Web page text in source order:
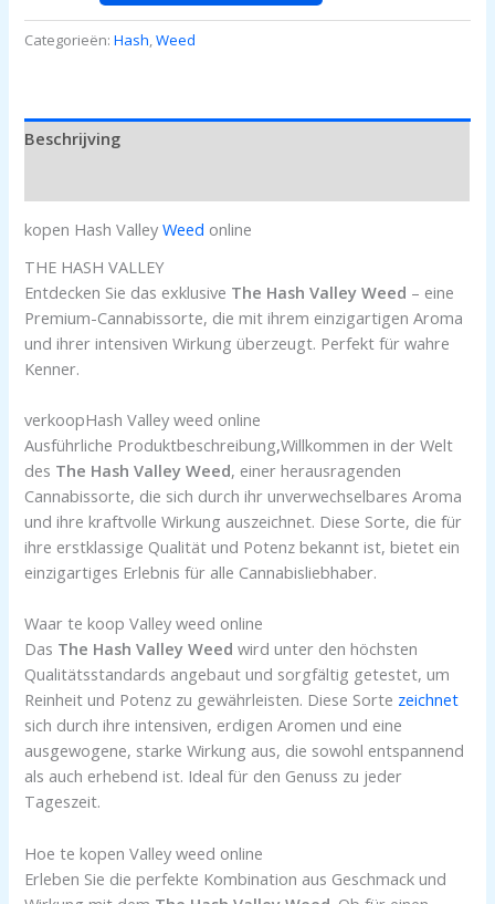
Categorieën:Hash,Weed
Beschrijving
kopen Hash ValleyWeed online
THE HASH VALLEY
Entdecken Sie das exklusive The Hash Valley Weed – eine
Premium-Cannabissorte, die mit ihrem einzigartigen Aroma
und ihrer intensiven Wirkung überzeugt. Perfekt für wahre
Kenner.
verkoopHash Valley weed online
Ausführliche Produktbeschreibung,Willkommen in der Welt
des The Hash Valley Weed, einer herausragenden
Cannabissorte, die sich durch ihr unverwechselbares Aroma
und ihre kraftvolle Wirkung auszeichnet. Diese Sorte, die für
ihre erstklassige Qualität und Potenz bekannt ist, bietet ein
einzigartiges Erlebnis für alle Cannabisliebhaber.
Waar te koop Valley weed online
Das The Hash Valley Weed wird unter den höchsten
Qualitätsstandards angebaut und sorgfältig getestet, um
Reinheit und Potenz zu gewährleisten. Diese Sorte zeichnet
sich durch ihre intensiven, erdigen Aromen und eine
ausgewogene, starke Wirkung aus, die sowohl entspannend
als auch erhebend ist. Ideal für den Genuss zu jeder
Tageszeit.
Hoe te kopen Valley weed online
Erleben Sie die perfekte Kombination aus Geschmack und